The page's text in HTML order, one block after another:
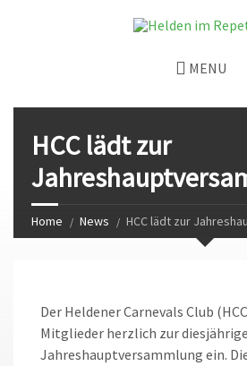
MENU
HCC lädt zur
Home News HCC lädt zur
Der Heldener Carnevals Club
Mitglieder herzlich zur
Jahreshauptversammlung ein.